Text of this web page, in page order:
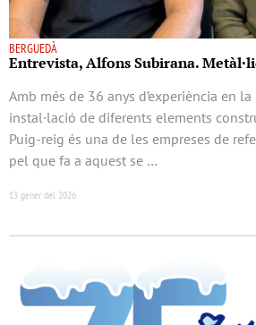
BERGUEDÀ
Entrevista, Alfons Subirana.
Amb més de 36 anys d’experiència en
instal·lació de diferents elements
Puig-reig és una de les empreses de
pel que fa a aquest se …
13 gener del 2026